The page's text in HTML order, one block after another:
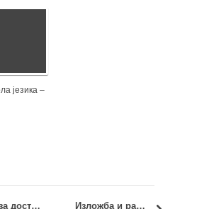
језика –
Позив за достављање радова за SAJ: Serbian Architectural Journal број 14, свеска 3 (2022. годиште) Изложба и радионица ФУРНИРАЊЕ